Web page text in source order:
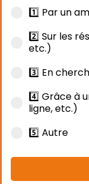
1️⃣ Par un
2️⃣ Sur les
etc.)
3️⃣ En
4️⃣ Grâce à
ligne, etc.)
5️⃣ Autre